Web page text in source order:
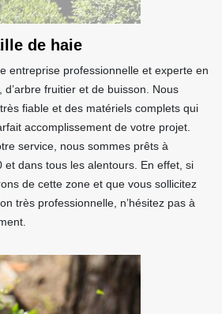
de haie
entreprise professionnelle et experte en
fruitier et de buisson. Nous
fiable et des matériels complets qui
accomplissement de votre projet.
service, nous sommes prêts à
et dans tous les alentours. En effet, si
de cette zone et que vous sollicitez
très professionnelle, n’hésitez pas à